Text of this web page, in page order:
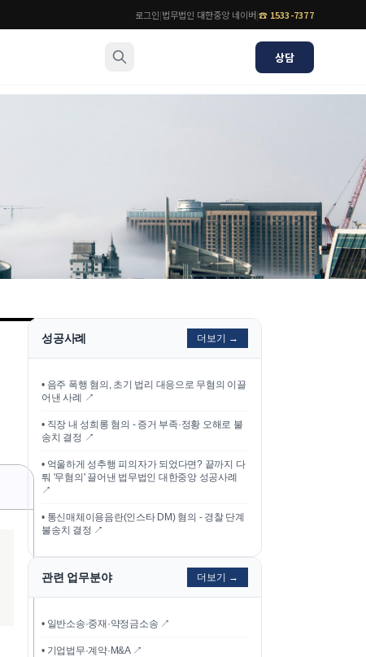
로그인|법무법인 대한중앙 네이버|☎ 1533-7377
상담
법률 블로그
법률서식
뉴스레터/브로슈어
성공사례 더보기 →
• 음주 폭행 혐의, 초기 법리 대응으로 무혐의 이끌
어낸 사례
↗
• 직장 내 성희롱 혐의 - 증거 부족·정황 오해로 불
송치 결정 ↗
• 억울하게 성추행 피의자가 되었다면? 끝까지 다
퉈 '무혐의' 끌어낸 법무법인 대한중앙 성공사례
↗
• 통신매체이용음란(인스타 DM) 혐의 - 경찰 단계
불송치 결정 ↗
관련 업무분야 더보기 →
• 일반소송·중재·약정금소송 ↗
• 기업법무·계약·M&A ↗